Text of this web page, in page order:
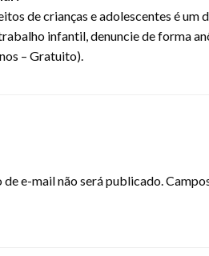
de crianças e adolescentes é um
infantil, denuncie de forma
– Gratuito).
de e-mail não será publicado.